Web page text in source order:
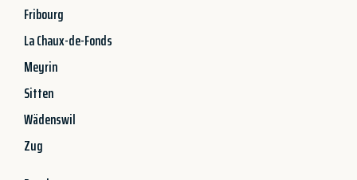
Fribourg
La Chaux-de-Fonds
Meyrin
Sitten
Wädenswil
Zug